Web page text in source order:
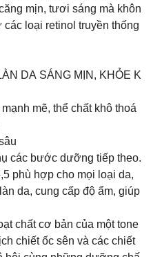
mịn, tươi sáng mà khôn
loại retinol truyền thống
DA SÁNG MỊN, KHỎE K
mẽ, thể chất khô thoá
các bước dưỡng tiếp theo.
phù hợp cho mọi loại da,
da, cung cấp độ ẩm, giúp
chất cơ bản của một tone
chiết ốc sên và các chiết